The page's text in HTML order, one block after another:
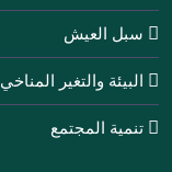
سبل العيش
البيئة والتغير المناخي
تنمية المجتمع